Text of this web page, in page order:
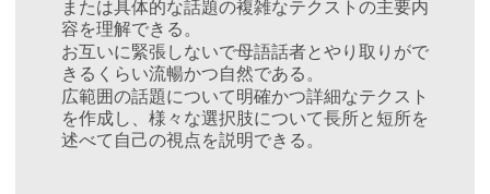
または具体的な話題の複雑なテクストの主要内
容を理解できる。
お互いに緊張しないで母語話者とやり取りがで
きるくらい流暢かつ自然である。
広範囲の話題について明確かつ詳細なテクスト
を作成し、様々な選択肢について長所と短所を
述べて自己の視点を説明できる。